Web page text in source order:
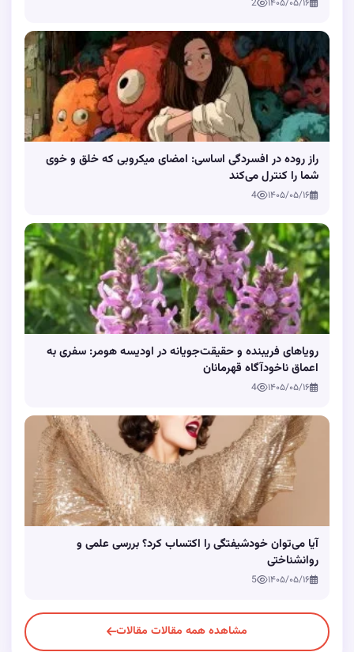
۱۴۰۵/۰۵/۱۶ 2
راز روده در افسردگی اساسی: امضای میکروبی که خلق و خوی
شما را کنترل می‌کند
۱۴۰۵/۰۵/۱۶ 4
رویاهای فریبنده و حقیقت‌جویانه در اودیسه هومر: سفری به
اعماق ناخودآگاه قهرمانان
۱۴۰۵/۰۵/۱۶ 4
آیا می‌توان خودشیفتگی را اکتساب کرد؟ بررسی علمی و
روانشناختی
۱۴۰۵/۰۵/۱۶ 5
مشاهده همه مقالات مقالات